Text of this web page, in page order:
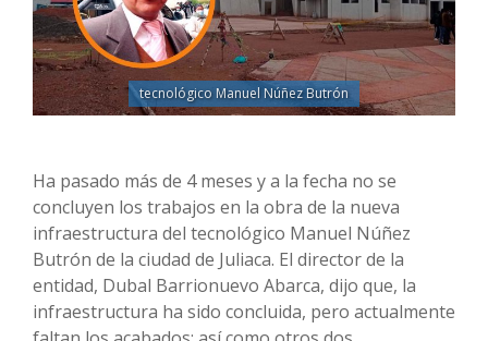
tecnológico Manuel Núñez Butrón
Ha pasado más de 4 meses y a la fecha no se
concluyen los trabajos en la obra de la nueva
infraestructura del tecnológico Manuel Núñez
Butrón de la ciudad de Juliaca. El director de la
entidad, Dubal Barrionuevo Abarca, dijo que, la
infraestructura ha sido concluida, pero actualmente